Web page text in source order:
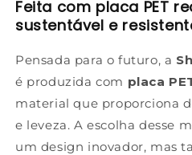
Feita com placa PET
sustentável e
Pensada para o futuro, a
é produzida com placa
material que proporciona
e leveza. A escolha desse
um design inovador, mas